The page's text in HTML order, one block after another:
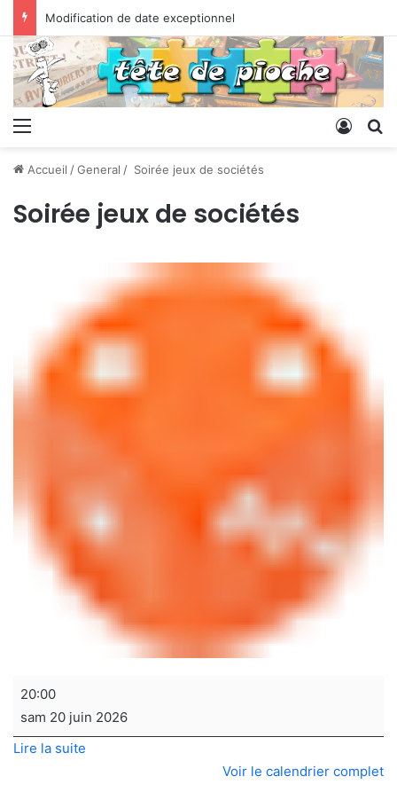
Modification de date exceptionnel
Menu
Accueil /General / Soirée jeux de sociétés
Soirée jeux de sociétés
Soirée
de
sociétés
20:00
sam 20 juin 2026
Lire la suite
Voir le calendrier complet